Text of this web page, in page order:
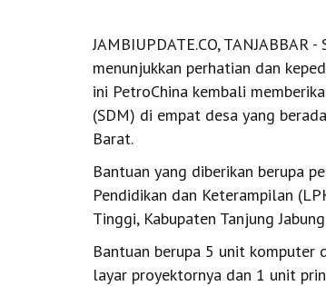
JAMBIUPDATE.CO,
menunjukkan perhatian dan
ini PetroChina kembali
(SDM) di empat desa yang
Barat.
Bantuan yang diberikan berupa
Pendidikan dan Keterampilan
Tinggi, Kabupaten Tanjung
Bantuan berupa 5 unit komputer
layar proyektornya dan 1 unit